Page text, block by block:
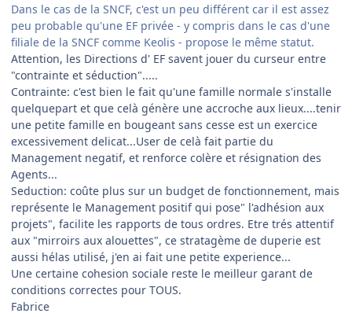
Dans le cas de la SNCF, c'est un peu différent car il est assez
peu probable qu'une EF privée - y compris dans le cas d'une
filiale de la SNCF comme Keolis - propose le même statut.
Attention, les Directions d' EF savent jouer du curseur entre
"contrainte et séduction".....
Contrainte: c'est bien le fait qu'une famille normale s'installe
quelquepart et que celà génère une accroche aux lieux....tenir
une petite famille en bougeant sans cesse est un exercice
excessivement delicat...User de celà fait partie du
Management negatif, et renforce colère et résignation des
Agents...
Seduction: coûte plus sur un budget de fonctionnement, mais
représente le Management positif qui pose" l'adhésion aux
projets", facilite les rapports de tous ordres. Etre trés attentif
aux "mirroirs aux alouettes", ce stratagème de duperie est
aussi hélas utilisé, j'en ai fait une petite experience...
Une certaine cohesion sociale reste le meilleur garant de
conditions correctes pour TOUS.
Fabrice